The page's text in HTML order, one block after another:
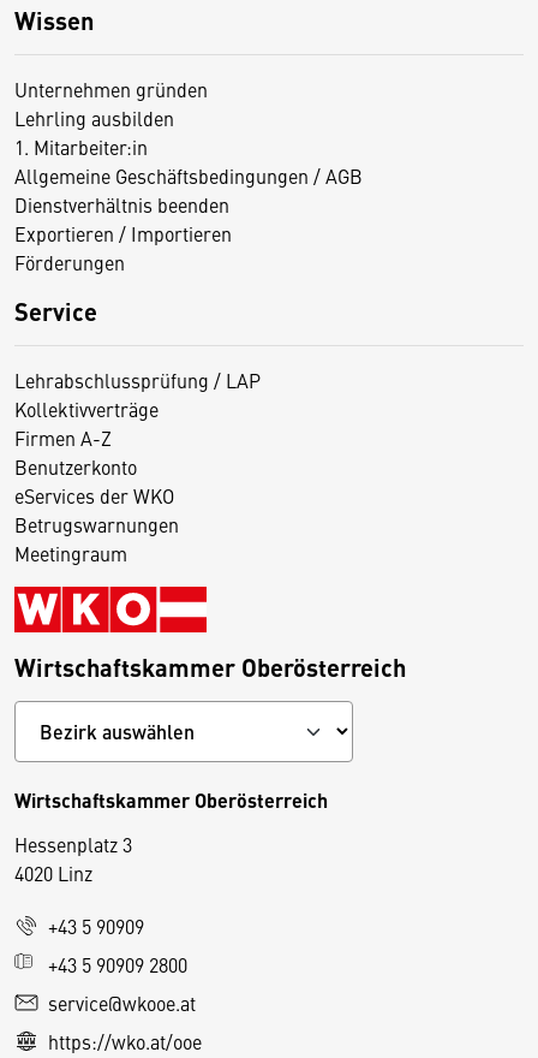
Wissen
Unternehmen gründen
Lehrling ausbilden
1. Mitarbeiter:in
Allgemeine Geschäftsbedingungen / AGB
Dienstverhältnis beenden
Exportieren / Importieren
Förderungen
Service
Lehrabschlussprüfung / LAP
Kollektivverträge
Firmen A-Z
Benutzerkonto
eServices der WKO
Betrugswarnungen
Meetingraum
Wirtschaftskammer Oberösterreich
Wirtschaftskammer Oberösterreich
Hessenplatz 3
4020 Linz
+43 5 90909
+43 5 90909 2800
service@wkooe.at
https://wko.at/ooe
D
e
s